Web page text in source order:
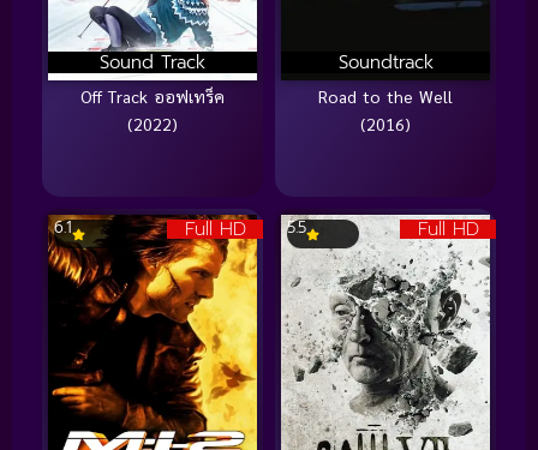
Sound Track
Off Track ออฟเทร็ค
(2022)
Soundtrack
Road to the Well
(2016)
Full HD
6.1 Full HD
5.5